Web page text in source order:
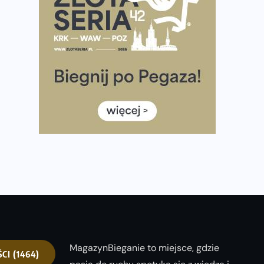
Tętno vs tempo – czym kierować się w bieganiu?
Co ma dużo białka? Produkty, które warto włączyć do
Rozbiegany Olsztyn szykuje się na weekend z
Już w tę sobotę 35. Bieg Powstania Warszawskiego.
(1464)
MagazynBieganie to miejsce, gdzie